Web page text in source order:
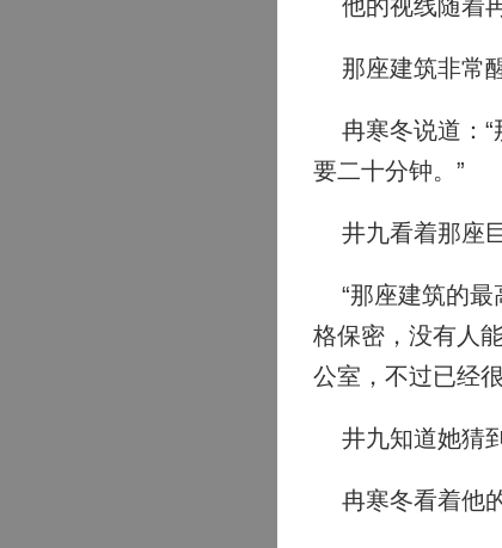
他的视线随着
那座建筑非常
冉寒冬说道：“
要二十分钟。”
井九看着那座
“那座建筑的最
格保密，没有人
公室，不过已经
井九知道她猜
冉寒冬看着他